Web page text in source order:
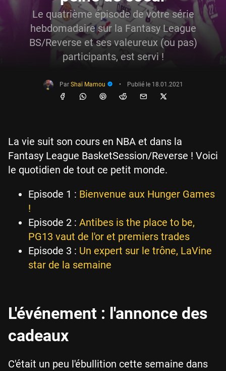
Le quatrième épisode de votre série
hebdomadaire sur la Fantasy League
BS/Reverse et ses valeureux (ou pas)
participants, est servi !
Par Shaï Mamou • Publié le 18.01.2021
La vie suit son cours en NBA et dans la
Fantasy League BasketSession/Reverse ! Voici
le quotidien de tout ce petit monde.
Episode 1 : Bienvenue aux Hunger Games
!
Episode 2 : Antibes is the place to be,
PG13 vaut de l'or et premiers trades
Episode 3 : Un expert sur le trône, LaVine
star de la semaine
L'événement : l'annonce des
cadeaux
C'était un peu l'ébullition cette semaine dans